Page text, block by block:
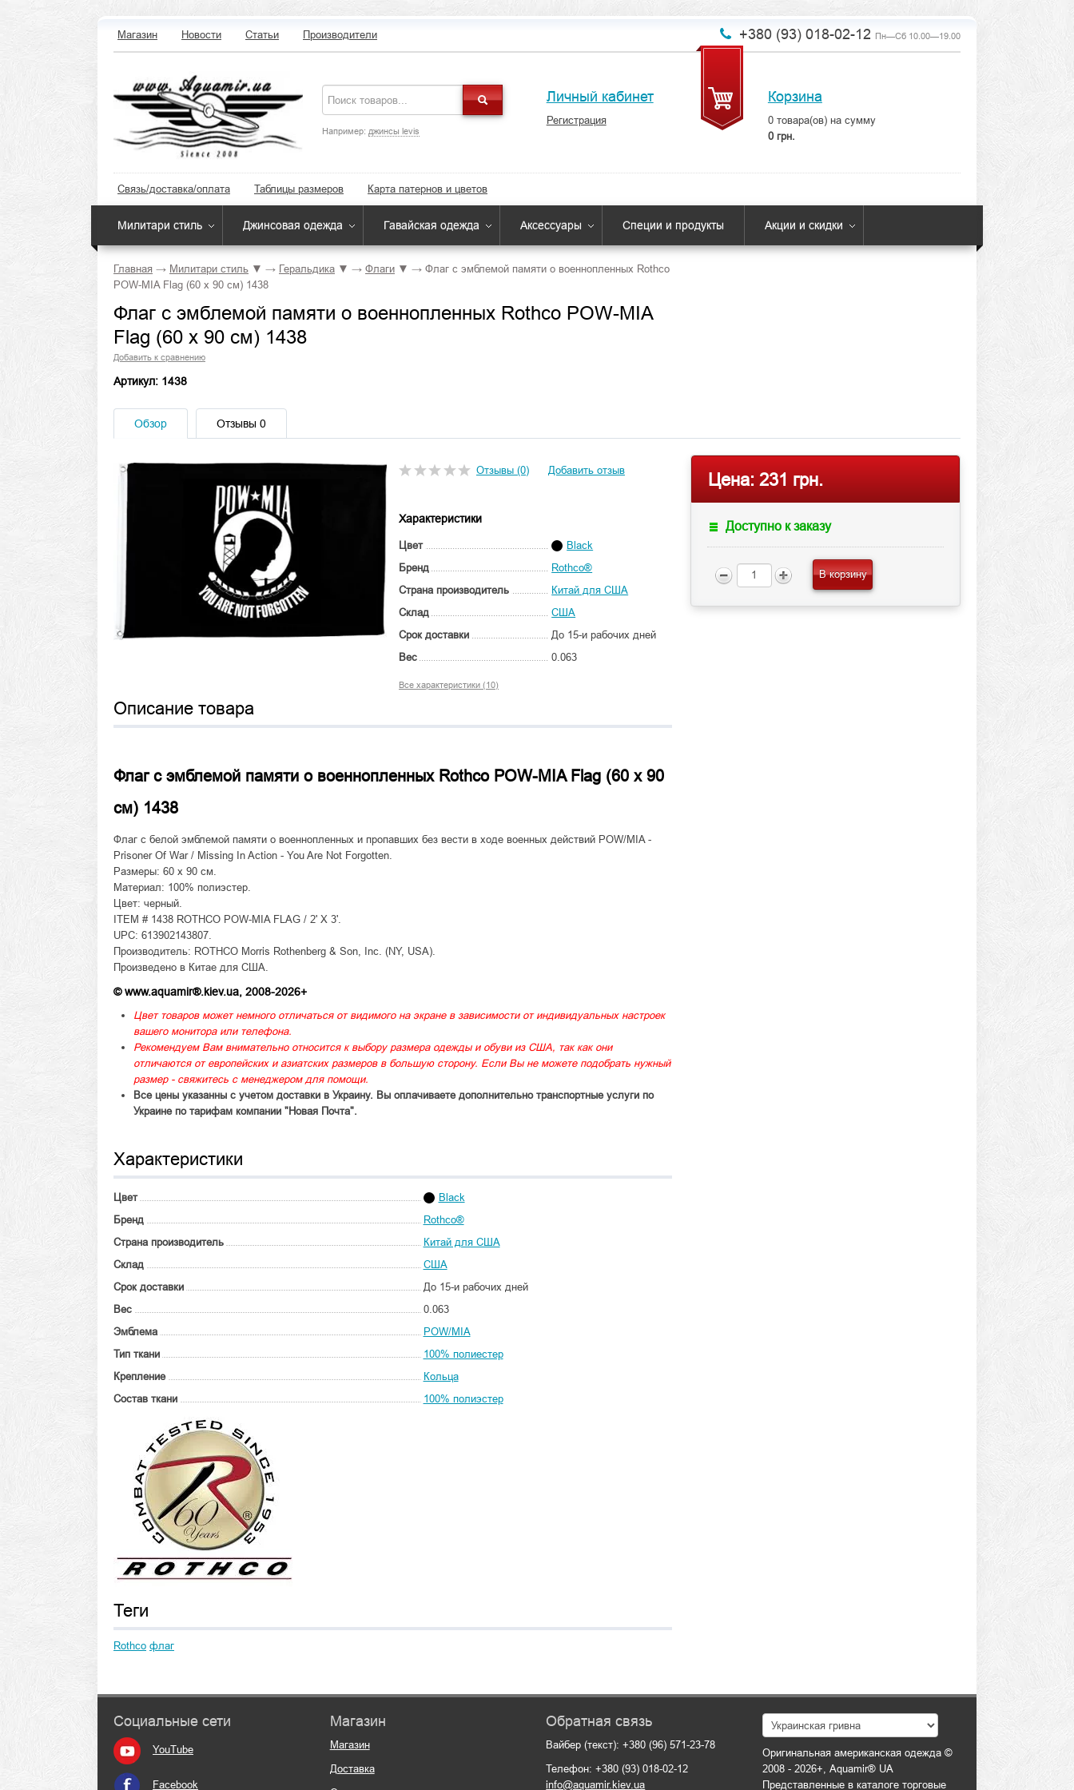
Магазин Новости Статьи Производители +380 (93) 018-02-12 Пн—Сб 10.00—19.00
Например: джинсы levis
Личный кабинет
Регистрация
Корзина
0товара(ов) на сумму
0 грн.
Связь/доставка/оплата Таблицы размеров Карта патернов и цветов
Милитари стиль Джинсовая одежда Гавайская одежда Аксессуары Специи и продукты Акции и скидки
Главная → Милитари стиль ▼ → Геральдика ▼ → Флаги ▼ → Флаг с эмблемой памяти о военнопленных Rothco
POW-MIA Flag (60 x 90 см) 1438
Флаг с эмблемой памяти о военнопленных Rothco POW-MIA
Flag (60 x 90 см) 1438
Добавить к сравнению
Артикул: 1438
Обзор Отзывы 0
Отзывы (0) Добавить отзыв
Характеристики
Цвет
Black
Бренд
Rothco®
Страна производитель
Китай для США
Склад
США
Срок доставки
До 15-и рабочих дней
Вес
0.063
Все характеристики (10)
Описание товара
Флаг с эмблемой памяти о военнопленных Rothco POW-MIA Flag (60 x 90
см) 1438
Флаг с белой эмблемой памяти о военнопленных и пропавших без вести в ходе военных действий POW/MIA -
Prisoner Of War / Missing In Action - You Are Not Forgotten.
Размеры: 60 x 90 см.
Материал: 100% полиэстер.
Цвет: черный.
ITEM # 1438 ROTHCO POW-MIA FLAG / 2' X 3'.
UPC: 613902143807.
Производитель: ROTHCO Morris Rothenberg & Son, Inc. (NY, USA).
Произведено в Китае для США.
© www.aquamir®.kiev.ua, 2008-2026+
Цвет товаров может немного отличаться от видимого на экране в зависимости от индивидуальных настроек
вашего монитора или телефона.
Рекомендуем Вам внимательно относится к выбору размера одежды и обуви из США, так как они
отличаются от европейских и азиатских размеров в большую сторону. Если Вы не можете подобрать нужный
размер - свяжитесь с менеджером для помощи.
Все цены указанны с учетом доставки в Украину. Вы оплачиваете дополнительно транспортные услуги по
Украине по тарифам компании "Новая Почта".
Характеристики
Цвет
Black
Бренд
Rothco®
Страна производитель
Китай для США
Склад
США
Срок доставки
До 15-и рабочих дней
Вес
0.063
Эмблема
POW/MIA
Тип ткани
100% полиестер
Крепление
Кольца
Состав ткани
100% полиэстер
Теги
Rothco флаг
Цена: 231 грн.
Доступно к заказу
В корзину
Социальные сети
YouTube
Facebook
Магазин
Магазин
Доставка
Обратная связь
Вайбер (текст): +380 (96) 571-23-78
Телефон: +380 (93) 018-02-12
info@aquamir.kiev.ua
Оригинальная американская одежда ©
2008 - 2026+, Aquamir® UA
Представленные в каталоге торговые